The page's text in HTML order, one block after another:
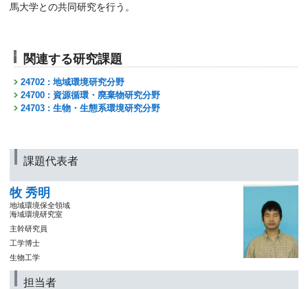
馬大学との共同研究を行う。
関連する研究課題
24702 : 地域環境研究分野
24700 : 資源循環・廃棄物研究分野
24703 : 生物・生態系環境研究分野
課題代表者
牧 秀明
地域環境保全領域
海域環境研究室
主幹研究員
工学博士
生物工学
担当者